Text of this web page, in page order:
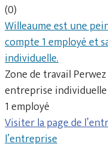
(0)
Willeaume est une
compte 1 employé et
individuelle.
Zone de travail Perwez
entreprise individuelle
1 employé
Visiter la page de
l’entreprise